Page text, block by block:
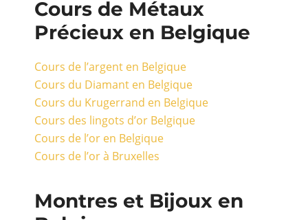
Cours de Métaux
Précieux en Belgique
Cours de l’argent en Belgique
Cours du Diamant en Belgique
Cours du Krugerrand en Belgique
Cours des lingots d’or Belgique
Cours de l’or en Belgique
Cours de l’or à Bruxelles
Montres et Bijoux en